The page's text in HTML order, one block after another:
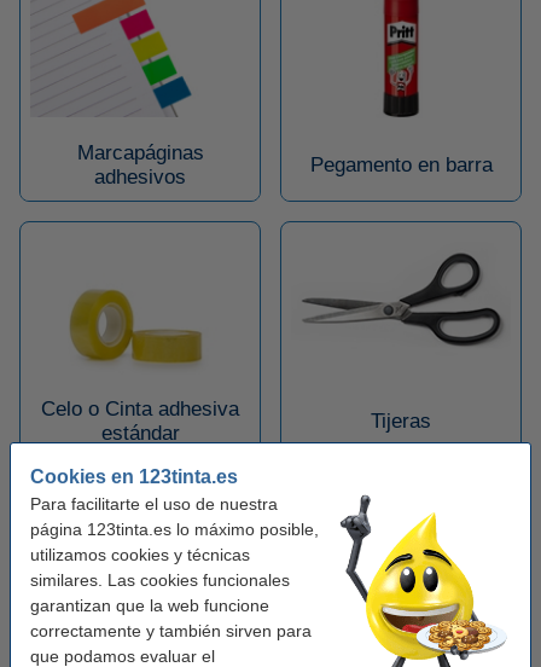
Cookies en 123tinta.es
Para facilitarte el uso de nuestra
página 123tinta.es lo máximo posible,
utilizamos cookies y técnicas
similares. Las cookies funcionales
garantizan que la web funcione
correctamente y también sirven para
que podamos evaluar el
Marcapáginas
adhesivos
Pegamento en barra
Celo o Cinta adhesiva
estándar
Tijeras